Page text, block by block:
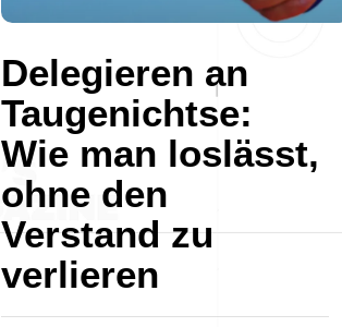
Delegieren an
Taugenichtse:
Wie man loslässt,
ohne den
Verstand zu
verlieren